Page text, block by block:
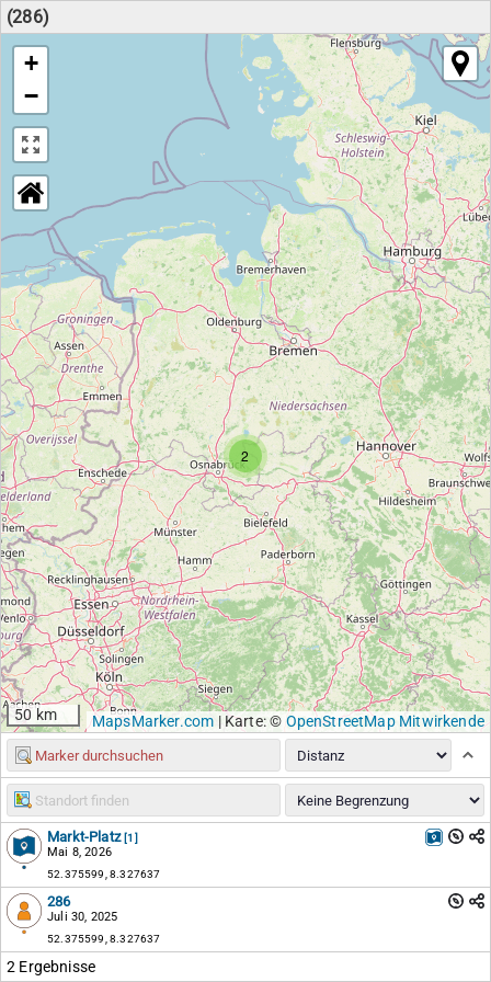
(286)
2
+
−
50 km MapsMarker.com |Karte: © OpenStreetMap Mitwirkende
Markt-Platz [1]
Mai 8, 2026
52.375599, 8.327637
286
Juli 30, 2025
52.375599, 8.327637
2 Ergebnisse